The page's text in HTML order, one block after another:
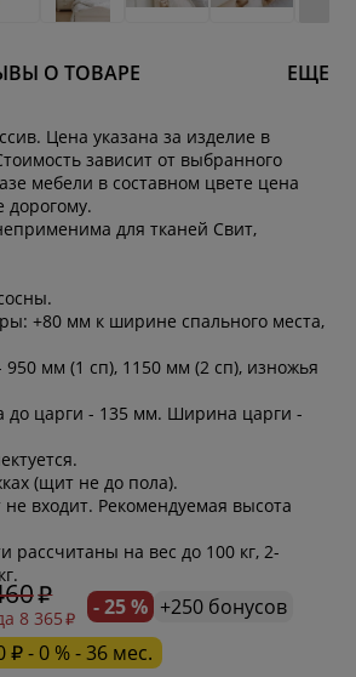
О ТОВАРЕ ЕЩЕ
Цена указана за изделие в
зависит от выбранного
мебели в составном цвете цена
дорогому.
для тканей Свит,
+80 мм к ширине спального места,
950 мм (1 сп), 1150 мм (2 сп), изножья
до царги - 135 мм. Ширина царги -
(щит не до пола).
входит. Рекомендуемая высота
рассчитаны на вес до 100 кг, 2-
8 365 - 25 % +250 бонусов
₽ - 0 % - 36 мес.